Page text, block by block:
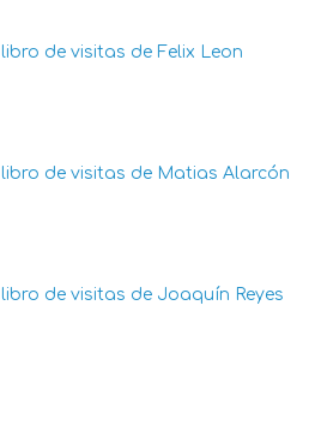
libro de visitas de Felix Leon
libro de visitas de Matias Alarcón
libro de visitas de Joaquín Reyes